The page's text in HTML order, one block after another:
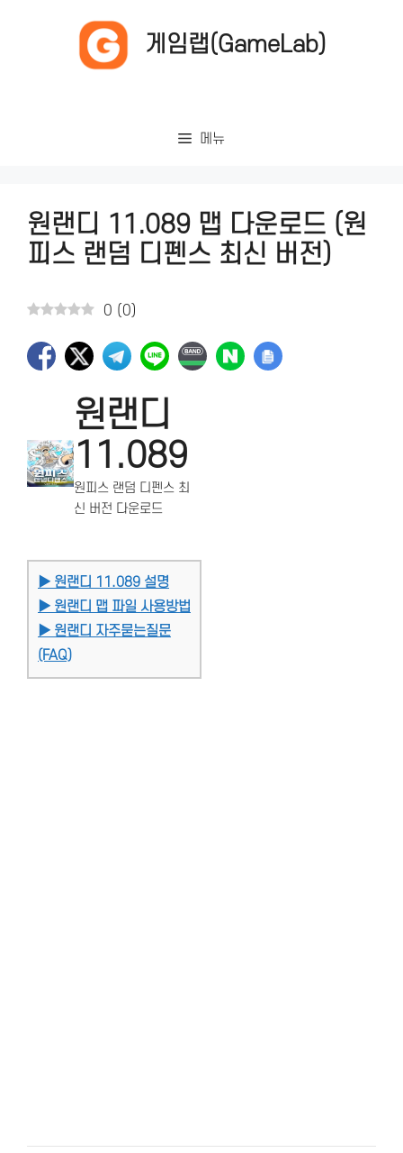
게임랩(GameLab)
메뉴
원랜디 11.089 맵 다운로드 (원
피스 랜덤 디펜스 최신 버전)
0 ( 0)
원랜디
11.089
원피스 랜덤 디펜스 최
신 버전 다운로드
▶ 원랜디 11.089 설명
▶ 원랜디 맵 파일 사용방법
▶ 원랜디 자주묻는질문
(FAQ)